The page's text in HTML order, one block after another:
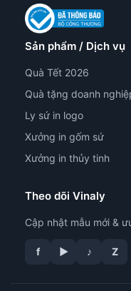
Sản phẩm / Dịch vụ
Quà Tết 2026
Quà tặng doanh
Ly sứ in logo
Xưởng in gốm sứ
Xưởng in thủy tinh
Theo dõi Vinaly
Cập nhật mẫu mới &
f ▶ ♪ Z